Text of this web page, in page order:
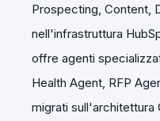
Prospecting, Content,
nell'infrastruttura
offre agenti
Health Agent, RFP
migrati sull'architettura